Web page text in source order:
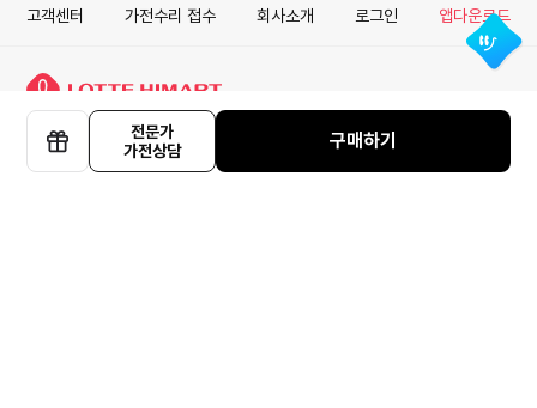
선
전문가
가전상담
구매하기
고객센터 가전수리 접수 회사소개 로그인 앱다운로드
롯데하이마트 주식회사